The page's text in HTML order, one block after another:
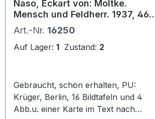
Inhalt: Jugend- und Diplomatenjahre
1931, 730 S.
Schenkungsvermerk 1918/19
Naso, Eckart von: Moltke.
Mensch und Feldherr. 1937, 460
S.
Art.-Nr. 16250
Auf Lager: 1 Zustand: 2
Gebraucht, schön erhalten, PU:
Krüger, Berlin, 16 Bildtafeln und 4
Abb.u. einer Karte im Text nach